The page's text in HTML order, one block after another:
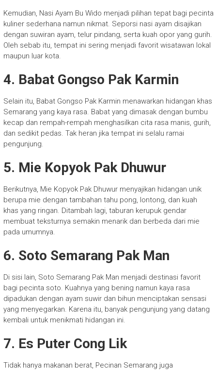
Kemudian, Nasi Ayam Bu Wido menjadi pilihan tepat bagi pecinta
kuliner sederhana namun nikmat. Seporsi nasi ayam disajikan
dengan suwiran ayam, telur pindang, serta kuah opor yang gurih.
Oleh sebab itu, tempat ini sering menjadi favorit wisatawan lokal
maupun luar kota.
4. Babat Gongso Pak Karmin
Selain itu, Babat Gongso Pak Karmin menawarkan hidangan khas
Semarang yang kaya rasa. Babat yang dimasak dengan bumbu
kecap dan rempah-rempah menghasilkan cita rasa manis, gurih,
dan sedikit pedas. Tak heran jika tempat ini selalu ramai
pengunjung.
5. Mie Kopyok Pak Dhuwur
Berikutnya, Mie Kopyok Pak Dhuwur menyajikan hidangan unik
berupa mie dengan tambahan tahu pong, lontong, dan kuah
khas yang ringan. Ditambah lagi, taburan kerupuk gendar
membuat teksturnya semakin menarik dan berbeda dari mie
pada umumnya.
6. Soto Semarang Pak Man
Di sisi lain, Soto Semarang Pak Man menjadi destinasi favorit
bagi pecinta soto. Kuahnya yang bening namun kaya rasa
dipadukan dengan ayam suwir dan bihun menciptakan sensasi
yang menyegarkan. Karena itu, banyak pengunjung yang datang
kembali untuk menikmati hidangan ini.
7. Es Puter Cong Lik
Tidak hanya makanan berat, Pecinan Semarang juga